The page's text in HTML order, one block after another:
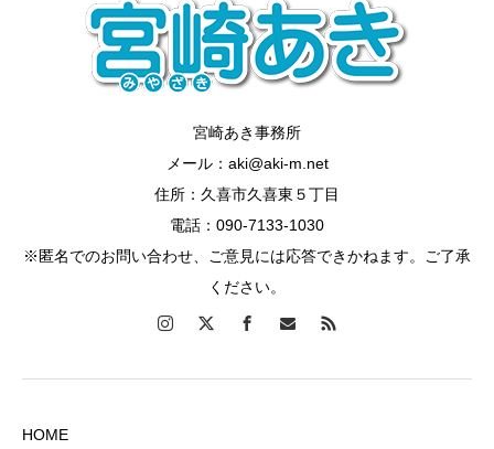
宮崎あき事務所
メール：aki@aki-m.net
住所：久喜市久喜東５丁目
電話：090-7133-1030
※匿名でのお問い合わせ、ご意見には応答できかねます。ご了承
ください。
HOME